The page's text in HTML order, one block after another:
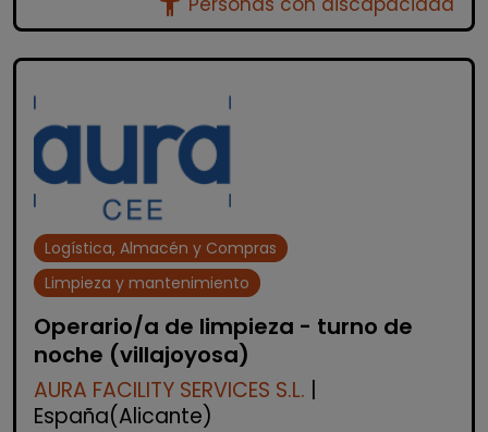
accessibility_new
Logística, Almacén y Compras
Limpieza y mantenimiento
Operario/a de limpieza - turno de
noche (villajoyosa)
AURA FACILITY SERVICES S.L.
España(Alicante)